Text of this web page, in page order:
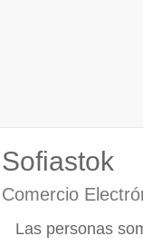
Sofiastok
Comercio
Las personas